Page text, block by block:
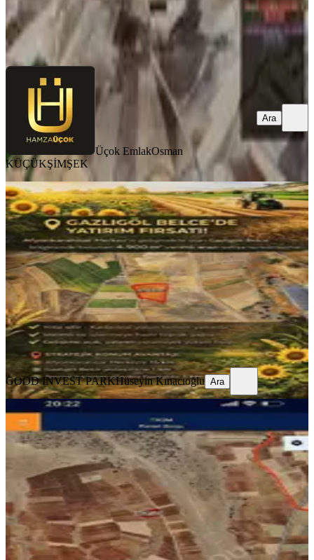
Üçok Emlak Osman KÜÇÜKŞİMŞEK
Ara
Üçok EmlakOsman
KÜÇÜKŞİMŞEK
Ara
Afyon Merkez Gazlıgöl Belcede 4.900
M² Yatırımlık Tarla
İhsaniye, Belce Mahallesi
4900 m²·163/m²·11.04.2026
800.000 ₺
GOOD INVEST PARKHüseyin Kınacıoğlu
Ara
GOOD INVEST PARKHüseyin Kınacıoğlu Ara
Afyonkarahisar İhsaniye'de Satılık
5.624 M² Tarla
İhsaniye, Orhanlı Köyü
5624 m²·133/m²· 04.04.2026
750.000 ₺